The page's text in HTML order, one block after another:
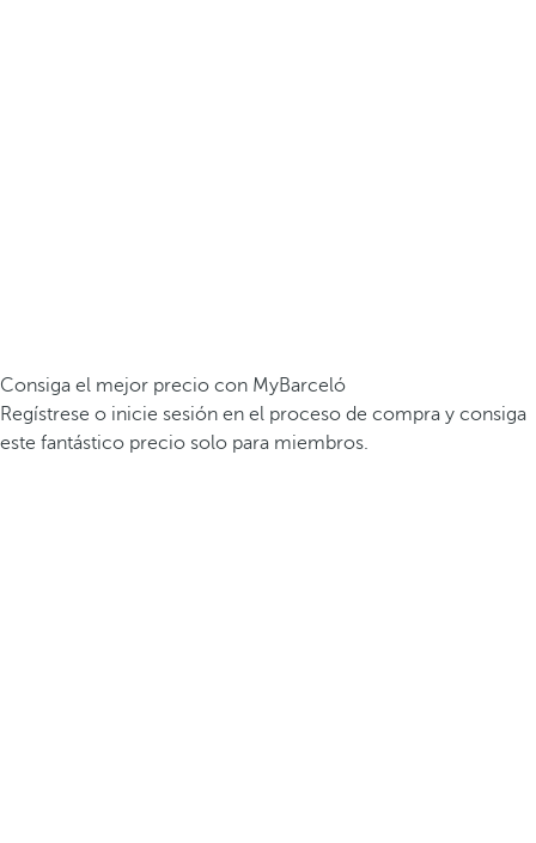
Consiga el mejor precio con MyBarceló
Regístrese o inicie sesión en el proceso de compra y consiga
este fantástico precio solo para miembros.